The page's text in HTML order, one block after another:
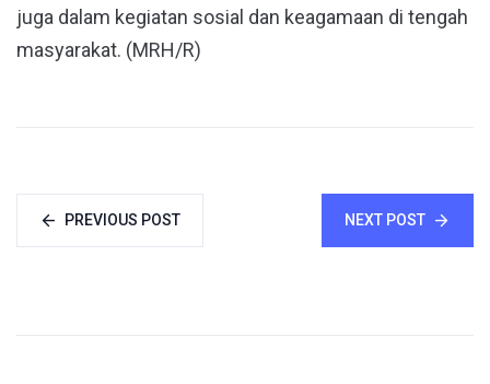
juga dalam kegiatan sosial dan keagamaan di tengah
masyarakat. (MRH/R)
PREVIOUS POST NEXT POST